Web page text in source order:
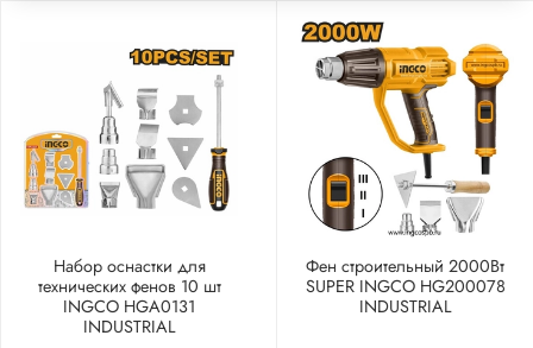
Набор оснастки для
технических фенов 10 шт
INGCO HGA0131
INDUSTRIAL
Фен строительный 2000Вт
SUPER INGCO HG200078
INDUSTRIAL